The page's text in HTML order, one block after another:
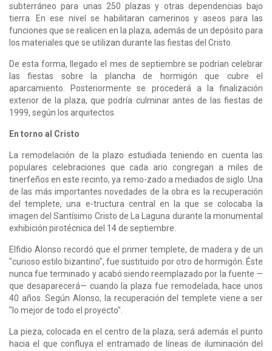
subterráneo para unas 250 plazas y otras dependencias bajo
tierra. En ese nivel se habilitaran camerinos y aseos para las
funciones que se realicen en la plaza, además de un depósito para
los materiales que se utilizan durante las fiestas del Cristo.
De esta forma, llegado el mes de septiembre se podrían celebrar
las fiestas sobre la plancha de hormigón que cubre el
aparcamiento. Posteriormente se procederá a la finalización
exterior de la plaza, que podría culminar antes de las fiestas de
1999, según los arquitectos.
En torno al Cristo
La remodelación de la plazo estudiada teniendo en cuenta las
populares celebraciones que cada ario congregan a miles de
tinerfeños en este recinto, ya remo-zado a mediados de siglo. Una
de las más importantes novedades de la obra es la recuperación
del templete, una e-tructura central en la que se colocaba la
imagen del Santísimo Cristo de La Laguna durante la monumental
exhibición pirotécnica del 14 de septiembre.
Elfidio Alonso recordó que el primer templete, de madera y de un
"curioso estilo bizantino", fue sustituido por otro de hormigón. Éste
nunca fue terminado y acabó siendo reemplazado por la fuente —
que desaparecerá— cuando la plaza fue remodelada, hace unos
40 años. Según Alonso, la recuperación del templete viene a ser
"lo mejor de todo el proyecto".
La pieza, colocada en el centro de la plaza, será además el punto
hacia el que confluya el entramado de líneas de iluminación del